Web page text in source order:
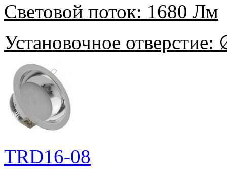
Световой поток: 1680 Лм
Установочное отверстие:
TRD16-08